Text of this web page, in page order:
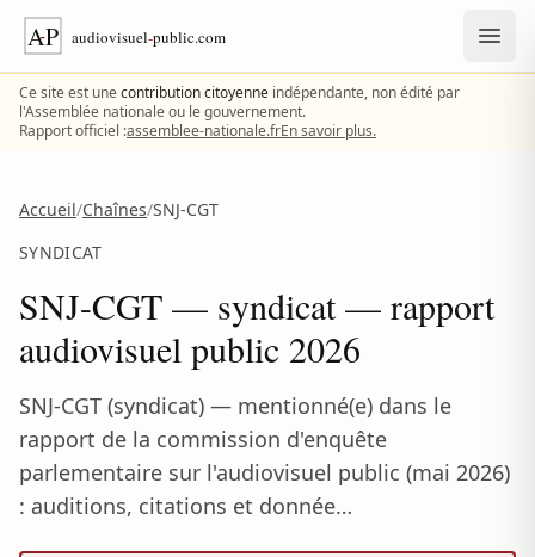
Aller au contenu
Ce site est unecontribution citoyenne indépendante, non édité par
l'Assemblée nationale ou le gouvernement.
Rapport officiel :assemblee-nationale.frEn savoir plus.
Accueil/Chaînes/SNJ-CGT
SYNDICAT
SNJ-CGT — syndicat — rapport
audiovisuel public 2026
SNJ-CGT (syndicat) — mentionné(e) dans le
rapport de la commission d'enquête
parlementaire sur l'audiovisuel public (mai 2026)
: auditions, citations et donnée…